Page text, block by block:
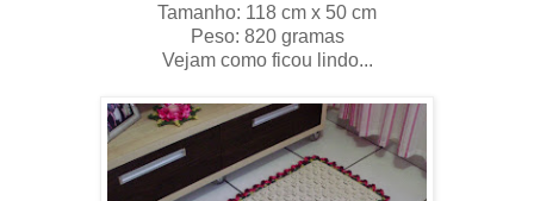
Tamanho: 118 cm x 50 cm
Peso: 820 gramas
Vejam como ficou lindo...